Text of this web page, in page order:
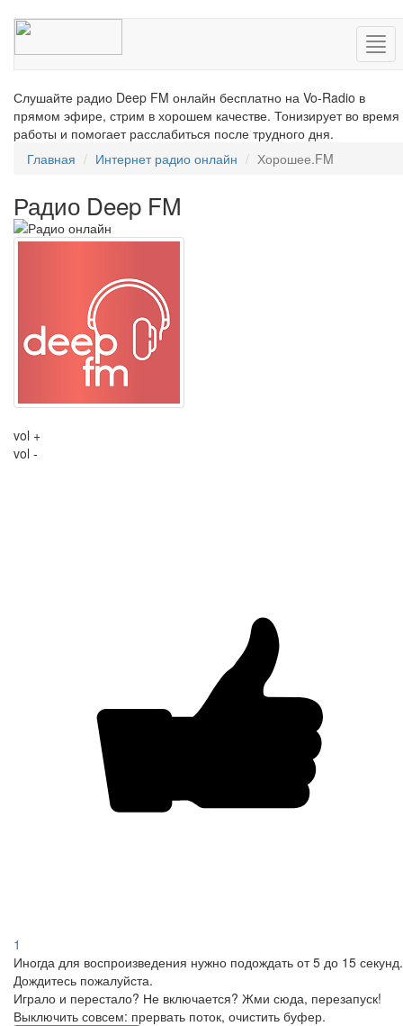
Слушайте радио Deep FM онлайн бесплатно на Vo-Radio в
прямом эфире, стрим в хорошем качестве. Тонизирует во время
работы и помогает расслабиться после трудного дня.
Главная
Интернет радио онлайн Хорошее.FM
Радио Deep FM
vol +
vol -
1
Иногда для воспроизведения нужно подождать от 5 до 15 секунд.
Дождитесь пожалуйста.
Играло и перестало? Не включается? Жми сюда, перезапуск!
Выключить совсем: прервать поток, очистить буфер.